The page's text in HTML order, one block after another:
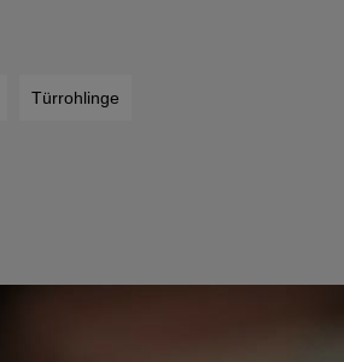
Türrohlinge